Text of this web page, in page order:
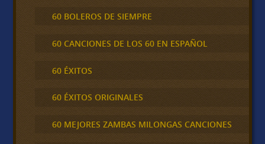
60 BOLEROS DE SIEMPRE
60 CANCIONES DE LOS 60 EN ESPAÑOL
60 ÉXITOS
60 ÉXITOS ORIGINALES
60 MEJORES ZAMBAS MILONGAS CANCIONES